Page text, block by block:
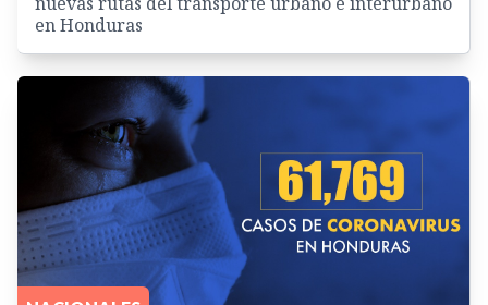
en Honduras